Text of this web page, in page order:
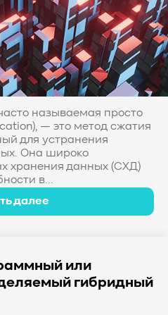
называемая просто
— это метод сжатия
для устранения
Она широко
хранения данных (СХД)
в...
далее
или
гибридный